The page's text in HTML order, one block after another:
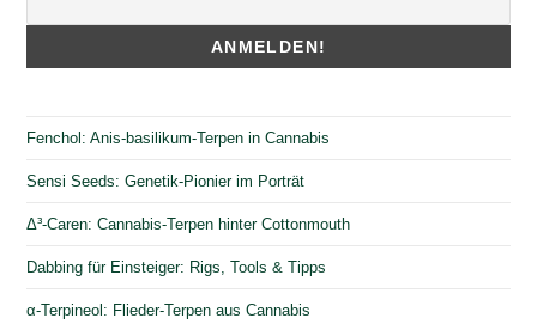
Fenchol: Anis-basilikum-Terpen in Cannabis
Sensi Seeds: Genetik-Pionier im Porträt
Δ³-Caren: Cannabis-Terpen hinter Cottonmouth
Dabbing für Einsteiger: Rigs, Tools & Tipps
α-Terpineol: Flieder-Terpen aus Cannabis